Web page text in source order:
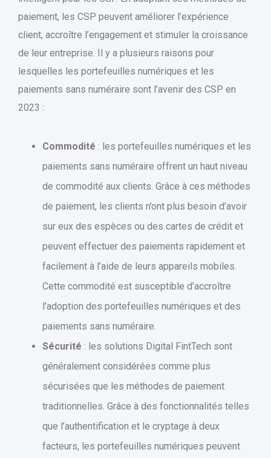
paiement, les CSP peuvent améliorer l’expérience
client, accroître l’engagement et stimuler la croissance
de leur entreprise. Il y a plusieurs raisons pour
lesquelles les portefeuilles numériques et les
paiements sans numéraire sont l’avenir des CSP en
2023 :
Commodité : les portefeuilles numériques et les
paiements sans numéraire offrent un haut niveau
de commodité aux clients. Grâce à ces méthodes
de paiement, les clients n’ont plus besoin d’avoir
sur eux des espèces ou des cartes de crédit et
peuvent effectuer des paiements rapidement et
facilement à l’aide de leurs appareils mobiles.
Cette commodité est susceptible d’accroître
l’adoption des portefeuilles numériques et des
paiements sans numéraire.
Sécurité : les solutions Digital FintTech sont
généralement considérées comme plus
sécurisées que les méthodes de paiement
traditionnelles. Grâce à des fonctionnalités telles
que l’authentification et le cryptage à deux
facteurs, les portefeuilles numériques peuvent